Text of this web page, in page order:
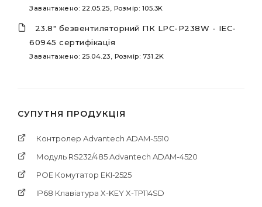
Завантажено: 22.05.25, Розмір: 105.3K
23.8" безвентиляторний ПК LPC-P238W - IEC-
60945 сертифікація
Завантажено: 25.04.23, Розмір: 731.2K
СУПУТНЯ ПРОДУКЦІЯ
Контролер Advantech ADAM-5510
Модуль RS232/485 Advantech ADAM-4520
POE Комутатор EKI-2525
IP68 Клавіатура X-KEY X-TP114SD